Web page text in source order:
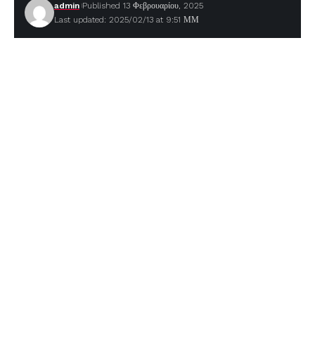
Last updated: 2025/02/13 at 9:51 ΜΜ
admin Published 13 Φεβρουαρίου, 2025